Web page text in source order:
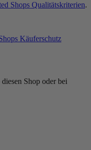
Shops Qualitätskriterien.
Käuferschutz
Shop oder bei